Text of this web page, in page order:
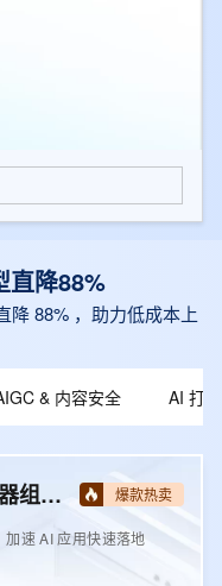
直降88%
降 88% ，助力低成本上
& 内容安全 AI 打
大模型服务平台百炼+云服务器组合套餐 爆款热卖
加速 AI 应用快速落地